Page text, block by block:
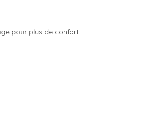
pour plus de confort.